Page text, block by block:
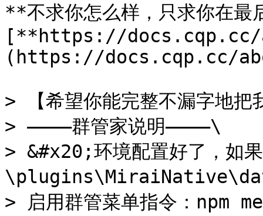
**不求你怎么样，只求你在最
[**https://docs.cqp.cc/
(https://docs.cqp.cc/
> 【希望你能完整不漏字地
> ————群管家说明————\
> &#x20;环境配置好了，如
> 启用群管菜单指令：npm